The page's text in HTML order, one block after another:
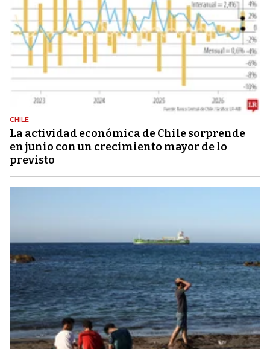
CHILE
La actividad económica de Chile sorprende
en junio con un crecimiento mayor de lo
previsto